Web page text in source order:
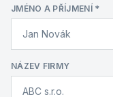
JMÉNO A PŘÍJMENÍ*
NÁZEV FIRMY